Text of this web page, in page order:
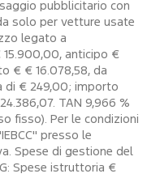
pubblicitario con
solo per vetture usate
legato a
15.900,00, anticipo €
€ € 16.078,58, da
di € 249,00; importo
TAN 9,966 %
fisso). Per le condizioni
presso le
Spese di gestione del
Spese istruttoria €